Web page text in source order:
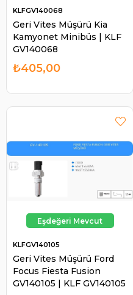
Geri Vites Müşürü Kia
Kamyonet Minibüs | KLF
GV140068
KLFGV140068
₺405,00
Geri Vites Müşürü Ford
Focus Fiesta Fusion
GV140105 | KLF GV140105
KLFGV140105